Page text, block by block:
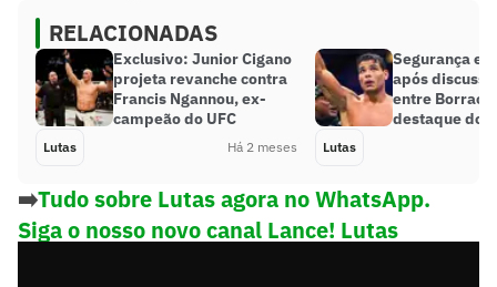
RELACIONADAS
Exclusivo: Junior Cigano
projeta revanche contra
Francis Ngannou, ex-
campeão do UFC
Lutas Há 2 meses
Segurança
após
entre
destaque do
Lutas
➡️Tudo sobre Lutas agora no WhatsApp.
Siga o nosso novo canal Lance! Lutas